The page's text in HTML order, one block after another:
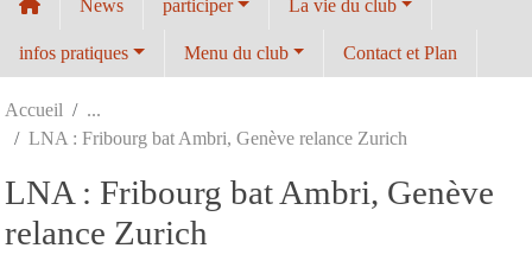
News participer La vie du club
infos pratiques Menu du club Contact et Plan
Accueil
LNA : Fribourg bat Ambri, Genève relance Zurich
LNA : Fribourg bat Ambri, Genève
relance Zurich